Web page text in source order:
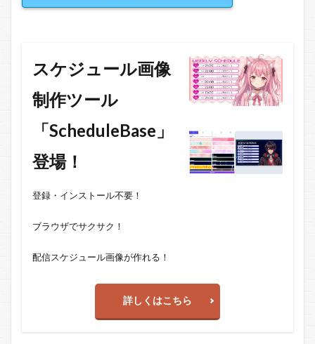
スケジュール画像
制作ツール
「ScheduleBase」
登場！
登録・インストール不要！
ブラウザでサクサク！
配信スケジュール画像が作れる！
詳しくはこちら